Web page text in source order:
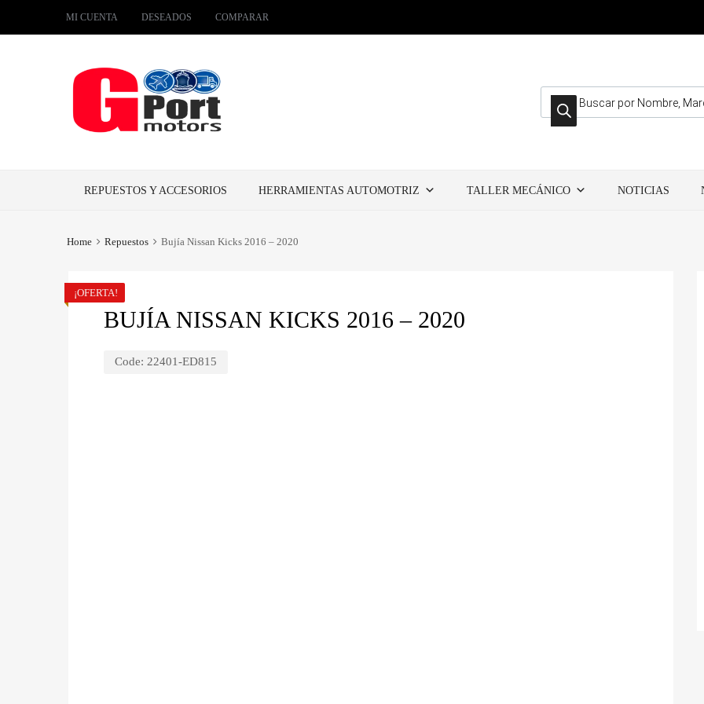
MI CUENTA DESEADOS COMPARAR
Búsqueda de productos
REPUESTOS Y ACCESORIOS HERRAMIENTAS AUTOMOTRIZ TALLER MECÁNICO NOTICIAS
Home Repuestos Bujía Nissan Kicks 2016 – 2020
BUJÍA NISSAN KICKS 2016 – 2020
Code: 22401-ED815
¡OFERTA!